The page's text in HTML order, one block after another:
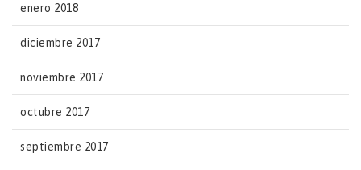
enero 2018
diciembre 2017
noviembre 2017
octubre 2017
septiembre 2017